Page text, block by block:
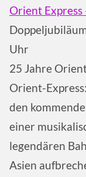
Orient Express
Uhr
25 Jahre
Orient-
den
einer
legendären
Asien